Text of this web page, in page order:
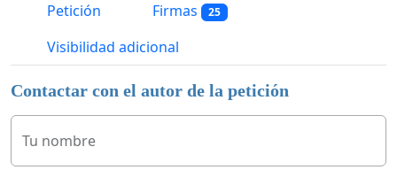
Petición Firmas 25
Visibilidad adicional
Contactar con el autor de la petición
Tu nombre